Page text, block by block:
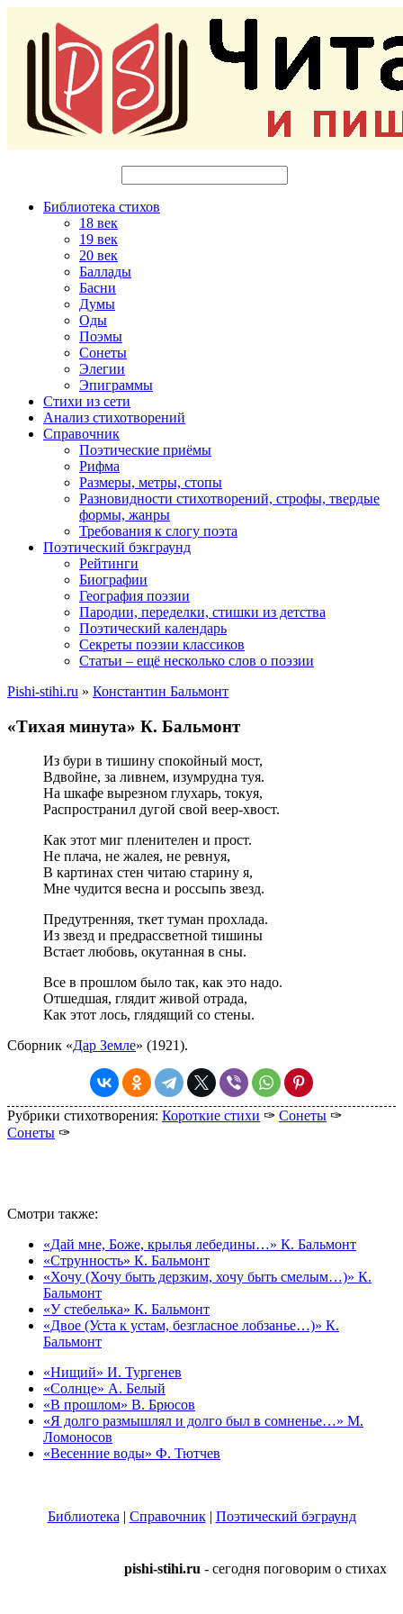
Библиотека стихов
18 век
19 век
20 век
Баллады
Басни
Думы
Оды
Поэмы
Сонеты
Элегии
Эпиграммы
Стихи из сети
Анализ стихотворений
Справочник
Поэтические приёмы
Рифма
Размеры, метры, стопы
Разновидности стихотворений, строфы, твердые
формы, жанры
Требования к слогу поэта
Поэтический бэкграунд
Рейтинги
Биографии
География поэзии
Пародии, переделки, стишки из детства
Поэтический календарь
Секреты поэзии классиков
Статьи – ещё несколько слов о поэзии
Pishi-stihi.ru » Константин Бальмонт
«Тихая минута» К. Бальмонт
Из бури в тишину спокойный мост,
Вдвойне, за ливнем, изумрудна туя.
На шкафе вырезном глухарь, токуя,
Распространил дугой свой веер-хвост.
Как этот миг пленителен и прост.
Не плача, не жалея, не ревнуя,
В картинах стен читаю старину я,
Мне чудится весна и россыпь звезд.
Предутренняя, ткет туман прохлада.
Из звезд и предрассветной тишины
Встает любовь, окутанная в сны.
Все в прошлом было так, как это надо.
Отшедшая, глядит живой отрада,
Как этот лось, глядящий со стены.
Сборник «Дар Земле» (1921).
Рубрики стихотворения: Короткие стихи ✑ Сонеты ✑
Сонеты ✑
Смотри также:
«Дай мне, Боже, крылья лебедины…» К. Бальмонт
«Струнность» К. Бальмонт
«Хочу (Хочу быть дерзким, хочу быть смелым…)» К.
Бальмонт
«У стебелька» К. Бальмонт
«Двое (Уста к устам, безгласное лобзанье…)» К.
Бальмонт
«Нищий» И. Тургенев
«Солнце» А. Белый
«В прошлом» В. Брюсов
«Я долго размышлял и долго был в сомненье…» М.
Ломоносов
«Весенние воды» Ф. Тютчев
Библиотека| Справочник| Поэтический бэграунд
pishi-stihi.ru - сегодня поговорим о стихах